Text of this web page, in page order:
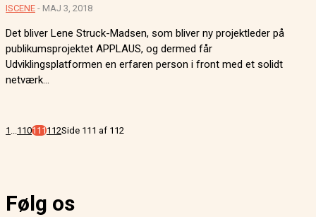
ISCENE - MAJ 3, 2018
Det bliver Lene Struck-Madsen, som bliver ny projektleder på
publikumsprojektet APPLAUS, og dermed får
Udviklingsplatformen en erfaren person i front med et solidt
netværk...
1 110111112Side 111 af 112
Følg os